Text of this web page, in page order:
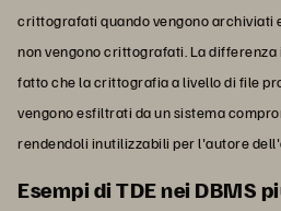
crittografati quando vengono archiviati
non vengono crittografati. La
fatto che la crittografia a livello di file
vengono esfiltrati da un sistema
rendendoli inutilizzabili per l'autore
Esempi di TDE nei DBMS